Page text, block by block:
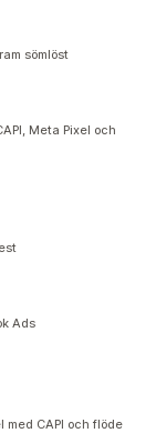
sömlöst
Meta Pixel och
Ads
med CAPI och flöde